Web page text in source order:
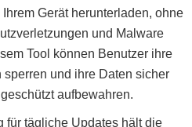
Gerät herunterladen, ohne
und Malware
Tool können Benutzer ihre
und ihre Daten sicher
aufbewahren.
für tägliche Updates hält die